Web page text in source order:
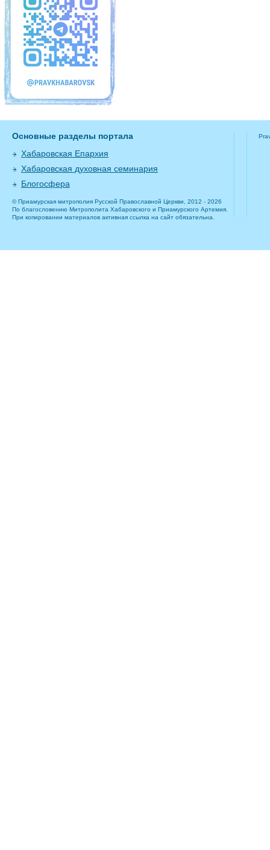
Основные разделы портала
Хабаровская Епархия
Хабаровская духовная семинария
Блогосфера
© Приамурская митрополия Русской Православной Церкви, 2012 - 2026
По благословению Митрополита Хабаровского и Приамурского Артемия.
При копировании материалов активная ссылка на сайт обязательна.